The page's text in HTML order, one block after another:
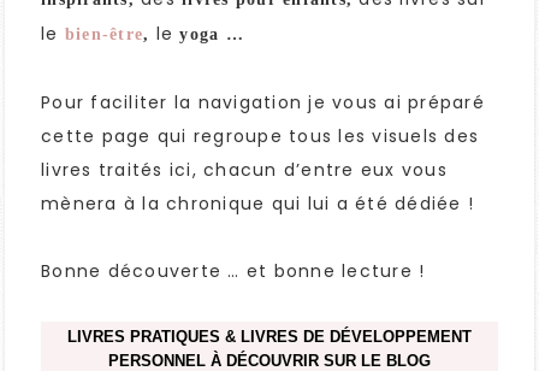
le bien-être, le yoga …
Pour faciliter la navigation je vous ai préparé
cette page qui regroupe tous les visuels des
livres traités ici, chacun d’entre eux vous
mènera à la chronique qui lui a été dédiée !
Bonne découverte … et bonne lecture !
LIVRES PRATIQUES & LIVRES DE DÉVELOPPEMENT
PERSONNEL À DÉCOUVRIR SUR LE BLOG